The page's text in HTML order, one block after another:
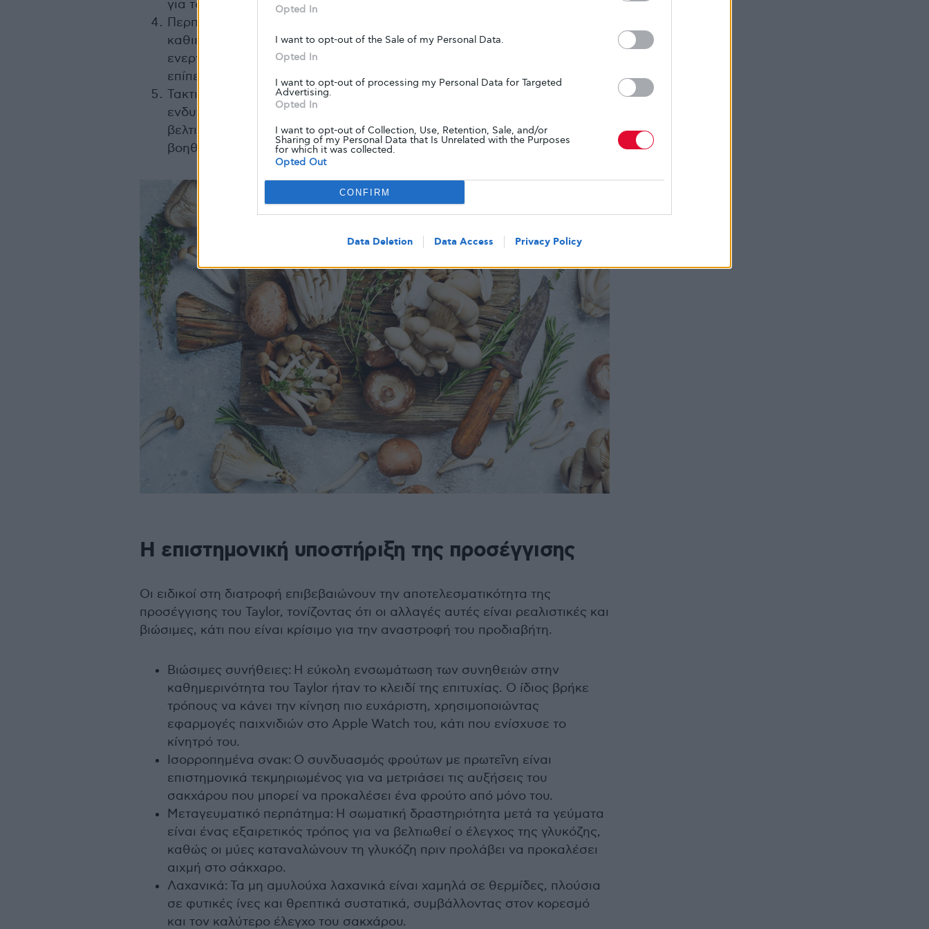
Opted In
I want to opt-out of the Sale of my Personal Data.
Opted In
I want to opt-out of processing my Personal Data for Targeted
Advertising.
Opted In
I want to opt-out of Collection, Use, Retention, Sale, and/or
Sharing of my Personal Data that Is Unrelated with the Purposes
for which it was collected.
Opted Out
CONFIRM
Data Deletion Data Access Privacy Policy
για τον προδιαβήτη.
Περπάτημα μετά τα γεύματα: Μετά από κάθε κύριο γεύμα, ο Taylor
καθιέρωσε μια σύντομη βόλτα. Ακόμα και ένα 10λεπτο περπάτημα
ενεργοποιεί τους μύες να χρησιμοποιήσουν τη γλυκόζη, μειώνοντας τα
επίπεδα σακχάρου στο αίμα μετά το γεύμα.
Τακτικό πρόγραμμα άρσης βαρών: Ο Taylor ενσωμάτωσε ένα πρόγραμμα
ενδυνάμωσης 2-3 φορές την εβδομάδα. Η αύξηση της μυϊκής μάζας
βελτιώνει την ευαισθησία στην ινσουλίνη και αυξάνει τον μεταβολισμό,
βοηθώντας τον οργανισμό να διαχειρίζεται καλύτερα τη γλυκόζη.
Η επιστημονική υποστήριξη της προσέγγισης
Οι ειδικοί στη διατροφή επιβεβαιώνουν την αποτελεσματικότητα της
προσέγγισης του Taylor, τονίζοντας ότι οι αλλαγές αυτές είναι ρεαλιστικές και
βιώσιμες, κάτι που είναι κρίσιμο για την αναστροφή του προδιαβήτη.
Βιώσιμες συνήθειες: Η εύκολη ενσωμάτωση των συνηθειών στην
καθημερινότητα του Taylor ήταν το κλειδί της επιτυχίας. Ο ίδιος βρήκε
τρόπους να κάνει την κίνηση πιο ευχάριστη, χρησιμοποιώντας
εφαρμογές παιχνιδιών στο Apple Watch του, κάτι που ενίσχυσε το
κίνητρό του.
Ισορροπημένα σνακ: Ο συνδυασμός φρούτων με πρωτεΐνη είναι
επιστημονικά τεκμηριωμένος για να μετριάσει τις αυξήσεις του
σακχάρου που μπορεί να προκαλέσει ένα φρούτο από μόνο του.
Μεταγευματικό περπάτημα: Η σωματική δραστηριότητα μετά τα γεύματα
είναι ένας εξαιρετικός τρόπος για να βελτιωθεί ο έλεγχος της γλυκόζης,
καθώς οι μύες καταναλώνουν τη γλυκόζη πριν προλάβει να προκαλέσει
αιχμή στο σάκχαρο.
Λαχανικά: Τα μη αμυλούχα λαχανικά είναι χαμηλά σε θερμίδες, πλούσια
σε φυτικές ίνες και θρεπτικά συστατικά, συμβάλλοντας στον κορεσμό
και τον καλύτερο έλεγχο του σακχάρου.